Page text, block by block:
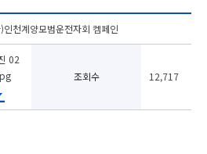
인천계양모범운전자회 켐페인
02
조회수 12,717